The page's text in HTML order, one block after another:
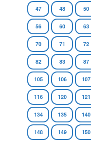
47 48 50
56 60 63
70 71 72
82 83 87
105 106 107
116 120 121
134 135 140
148 149 150